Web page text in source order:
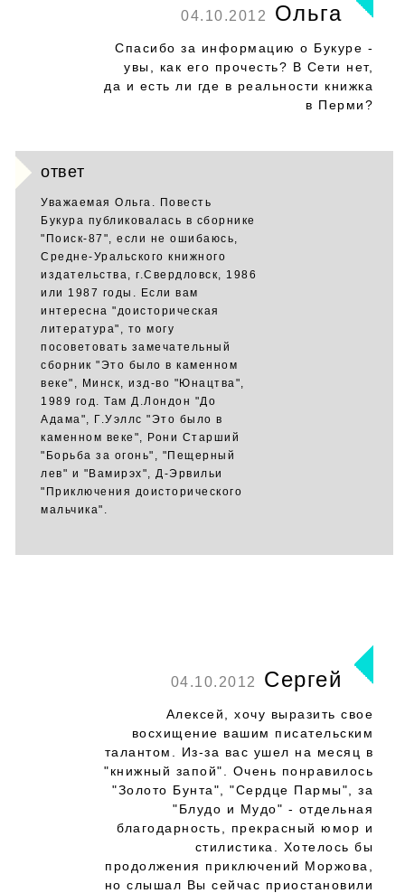
04.10.2012 Ольга
Спасибо за информацию о Букуре -
увы, как его прочесть? В Сети нет,
да и есть ли где в реальности книжка
в Перми?
ответ
Уважаемая Ольга. Повесть
Букура публиковалась в сборнике
"Поиск-87", если не ошибаюсь,
Средне-Уральского книжного
издательства, г.Свердловск, 1986
или 1987 годы. Если вам
интересна "доисторическая
литература", то могу
посоветовать замечательный
сборник "Это было в каменном
веке", Минск, изд-во "Юнацтва",
1989 год. Там Д.Лондон "До
Адама", Г.Уэллс "Это было в
каменном веке", Рони Старший
"Борьба за огонь", "Пещерный
лев" и "Вамирэх", Д-Эрвильи
"Приключения доисторического
мальчика".
04.10.2012 Сергей
Алексей, хочу выразить свое
восхищение вашим писательским
талантом. Из-за вас ушел на месяц в
"книжный запой". Очень понравилось
"Золото Бунта", "Сердце Пармы", за
"Блудо и Мудо" - отдельная
благодарность, прекрасный юмор и
стилистика. Хотелось бы
продолжения приключений Моржова,
но слышал Вы сейчас приостановили